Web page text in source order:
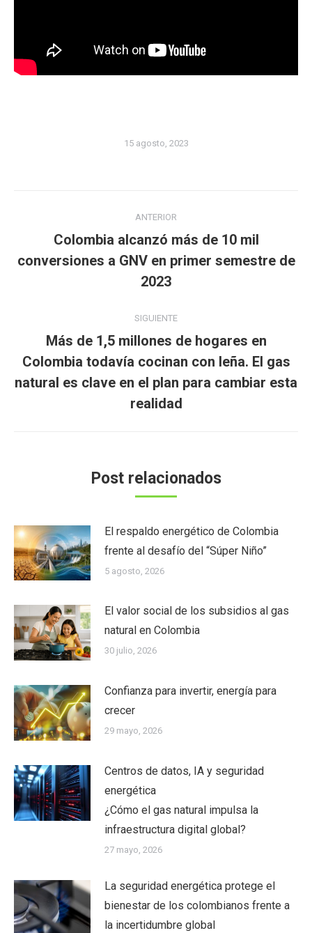
15 agosto, 2023
entre
publicaciones
ANTERIOR
Publicación
anterior:
Colombia alcanzó más de 10 mil
conversiones a GNV en primer semestre de
2023
SIGUIENTE
Publicación
siguiente:
Más de 1,5 millones de hogares en
Colombia todavía cocinan con leña. El gas
natural es clave en el plan para cambiar esta
realidad
Post relacionados
El respaldo energético de Colombia
frente al desafío del “Súper Niño”
5 agosto, 2026
El valor social de los subsidios al gas
natural en Colombia
30 julio, 2026
Confianza para invertir, energía para
crecer
29 mayo, 2026
Centros de datos, IA y seguridad
energética
¿Cómo el gas natural impulsa la
infraestructura digital global?
27 mayo, 2026
La seguridad energética protege el
bienestar de los colombianos frente a
la incertidumbre global